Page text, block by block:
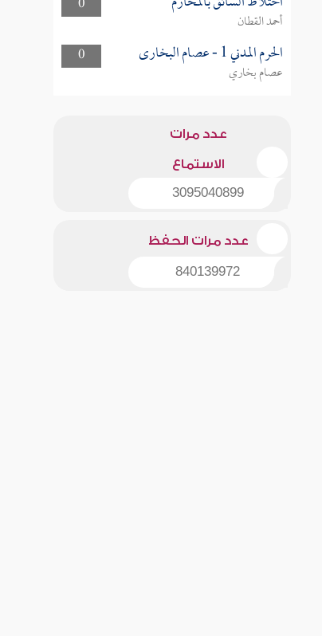
أحمد القطان
0
الحرم المدني 1 - عصام البخارى
عصام بخاري
عدد مرات
الاستماع
3095040899
عدد مرات الحفظ
840139972